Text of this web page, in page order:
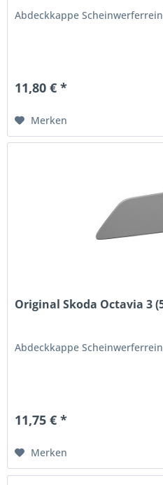
Abdeckkappe
11,80 € *
Merken
Original Skoda Octavia 3
Abdeckkappe
11,75 € *
Merken